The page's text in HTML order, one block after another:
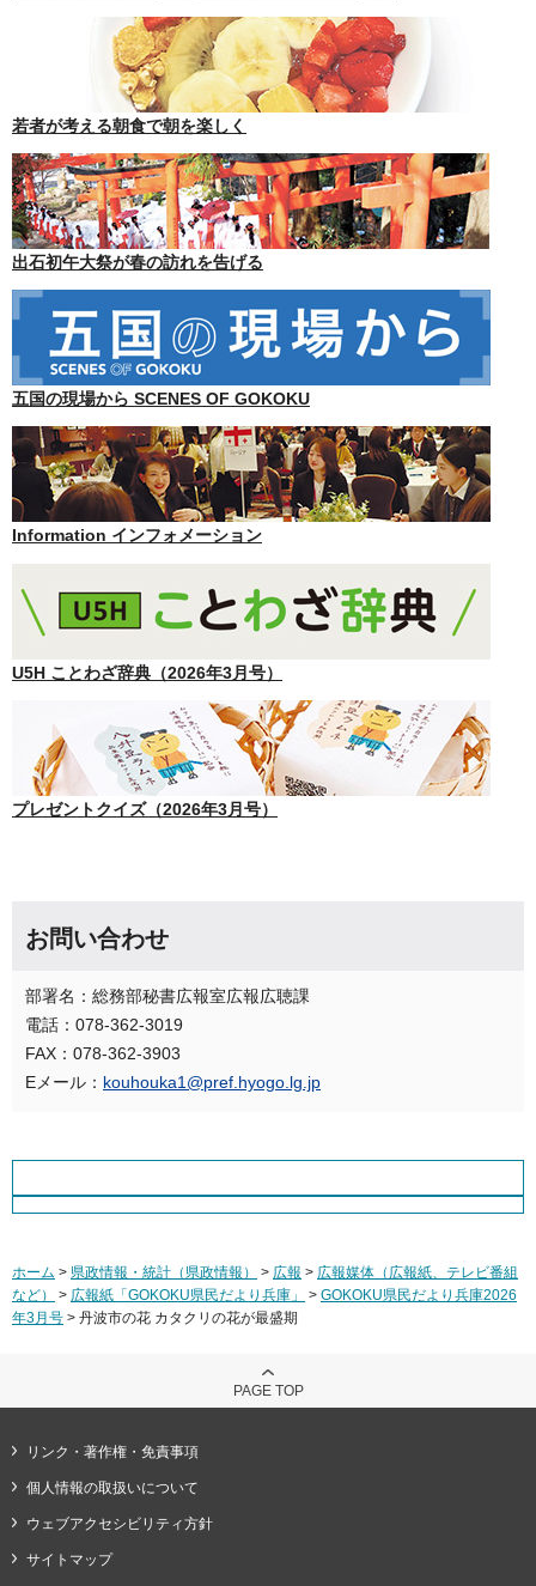
若者が考える朝食で朝を楽しく
出石初午大祭が春の訪れを告げる
五国の現場から SCENES OF GOKOKU
Information インフォメーション
U5H ことわざ辞典（2026年3月号）
プレゼントクイズ（2026年3月号）
お問い合わせ
部署名：総務部秘書広報室広報広聴課
電話：078-362-3019
FAX：078-362-3903
Eメール： kouhouka1@pref.hyogo.lg.jp
ホーム > 県政情報・統計（県政情報） > 広報 > 広報媒体（広報紙、テレビ番組
など）
> 広報紙「GOKOKU県民だより兵庫」 > GOKOKU県民だより兵庫2026
年3月号 > 丹波市の花 カタクリの花が最盛期
PAGE TOP
リンク・著作権・免責事項
個人情報の取扱いについて
ウェブアクセシビリティ方針
サイトマップ